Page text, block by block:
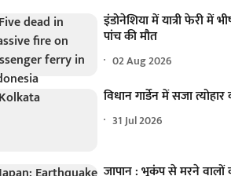
इंडोनेशिया में यात्री फेरी में
पांच की मौत
02 Aug 2026
विधान गार्डेन में सजा
31 Jul 2026